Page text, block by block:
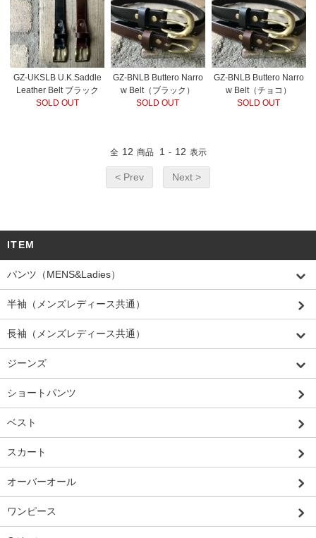
GZ-UKSLB U.K.Saddle
Leather Belt ブラック
SOLD OUT
GZ-BNLB Buttero Narro
w Belt（ブラック）
SOLD OUT
GZ-BNLB Buttero Narro
w Belt（チョコ）
SOLD OUT
全 12 商品 1 - 12 表示
< Prev Next >
ITEM
パンツ（MENS&Ladies）
半袖（メンズレディース共通）
長袖（メンズレディース共通）
ジーンズ
ショートパンツ
ベスト
スカート
オーバーオール
ワンピース